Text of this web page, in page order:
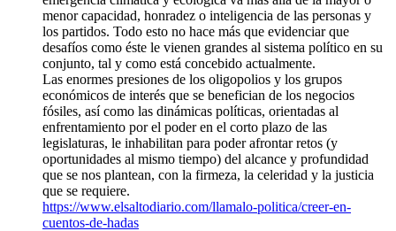
menor capacidad, honradez o inteligencia de las personas y
los partidos. Todo esto no hace más que evidenciar que
desafíos como éste le vienen grandes al sistema político en su
conjunto, tal y como está concebido actualmente.
Las enormes presiones de los oligopolios y los grupos
económicos de interés que se benefician de los negocios
fósiles, así como las dinámicas políticas, orientadas al
enfrentamiento por el poder en el corto plazo de las
legislaturas, le inhabilitan para poder afrontar retos (y
oportunidades al mismo tiempo) del alcance y profundidad
que se nos plantean, con la firmeza, la celeridad y la justicia
que se requiere.
https://www.elsaltodiario.com/llamalo-politica/creer-en-
cuentos-de-hadas